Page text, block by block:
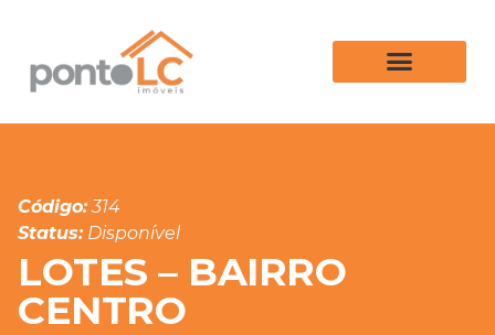
Código:314
Status:Disponível
LOTES – BAIRRO
CENTRO